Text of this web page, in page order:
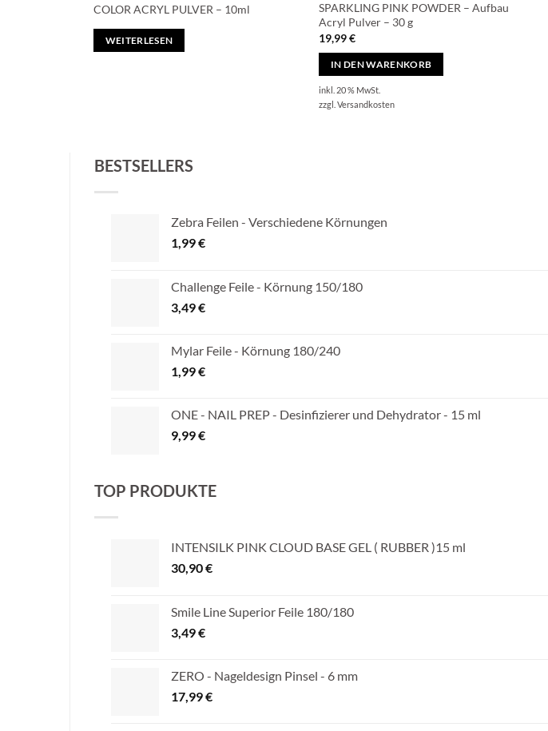
COLOR ACRYL PULVER – 10ml
WEITERLESEN
SPARKLING PINK POWDER – Aufbau
Acryl Pulver – 30 g
19,99€
IN DEN WARENKORB
inkl. 20 % MwSt.
zzgl.Versandkosten
BESTSELLERS
Zebra Feilen - Verschiedene Körnungen
1,99€
Challenge Feile - Körnung 150/180
3,49€
Mylar Feile - Körnung 180/240
1,99€
ONE - NAIL PREP - Desinfizierer und Dehydrator - 15 ml
9,99€
TOP PRODUKTE
INTENSILK PINK CLOUD BASE GEL ( RUBBER )15 ml
30,90€
Smile Line Superior Feile 180/180
3,49€
ZERO - Nageldesign Pinsel - 6 mm
17,99€